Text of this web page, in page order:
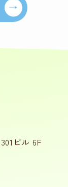
ビル 6F